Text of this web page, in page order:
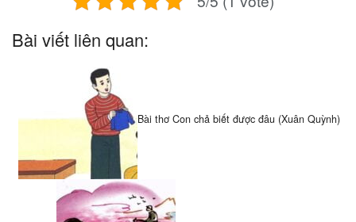
Bài viết liên quan:
Bài thơ Con chả biết được đâu (Xuân Quỳnh)